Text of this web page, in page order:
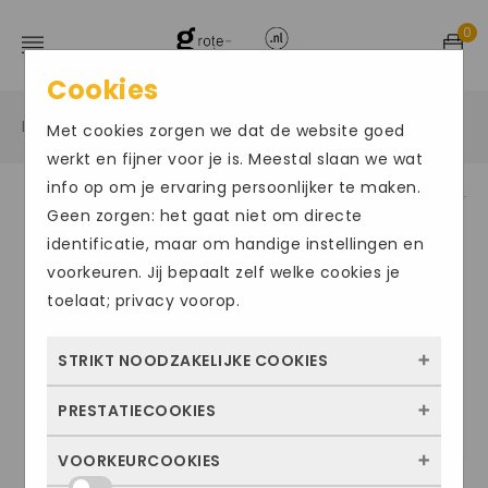
0
Home / Grote maten sportschoenen / Sneakers
Cookies
Met cookies zorgen we dat de website goed
werkt en fijner voor je is. Meestal slaan we wat
info op om je ervaring persoonlijker te maken.
Geen zorgen: het gaat niet om directe
identificatie, maar om handige instellingen en
voorkeuren. Jij bepaalt zelf welke cookies je
toelaat; privacy voorop.
STRIKT NOODZAKELIJKE COOKIES
Deze cookies zorgen ervoor dat de website
kunnen niet worden uitgezet. Meestal
PRESTATIECOOKIES
Met deze cookies zien we hoe vaak onze
VOORKEURCOOKIES